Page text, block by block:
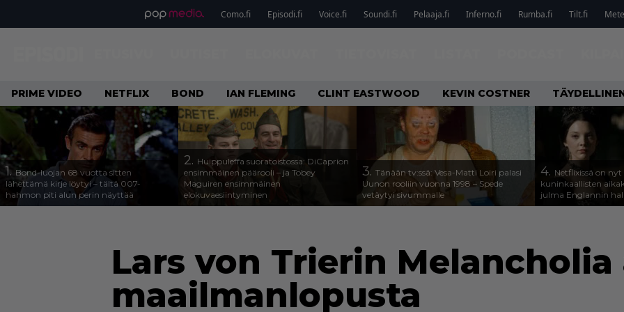
Como.fi Episodi.fi Voice.fi Soundi.fi Pelaaja.fi Inferno.fi Rumba.fi Tilt.fi
PRIME VIDEO NETFLIX BOND IAN FLEMING CLINT EASTWOOD KEVIN COSTNER
1. Bond-luojan 68 vuotta sitten
lähettämä kirje löytyi – tältä 007-
hahmon piti alun perin näyttää
2. Huippuleffa suoratoistossa: DiCaprion
ensimmäinen päärooli – ja Tobey
Maguiren ensimmäinen
elokuvaesiintyminen
3. Tänään tv:ssä: Vesa-Matti Loiri palasi
Uunon rooliin vuonna 1998 – Spede
vetäytyi sivummalle
4. Netflixissä on
kuninkaallisten
julma Englannin
Lars von Trierin Melancholia
maailmanlopusta